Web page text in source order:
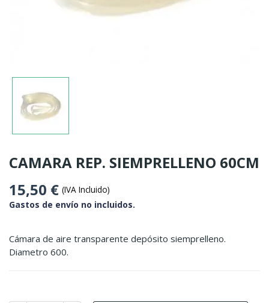
CAMARA REP. SIEMPRELLENO 60CM
15,50 € (IVA Incluido)
Gastos de envío no incluidos.
Cámara de aire transparente depósito siemprelleno.
Diametro 600.